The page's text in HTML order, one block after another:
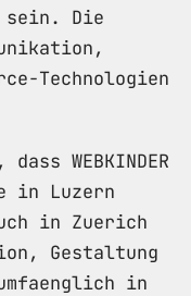
Die
Technologien
WEBKINDER
in Luzern
in Zuerich
Gestaltung
in